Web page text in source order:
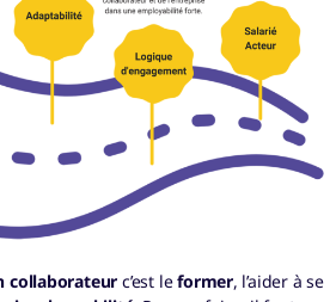
collaborateur c’est leformer, l’aider à se